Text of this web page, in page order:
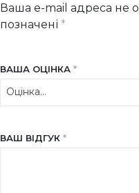
Ваша e-mail адреса не
позначені *
ВАША ОЦІНКА *
ВАШ ВІДГУК *